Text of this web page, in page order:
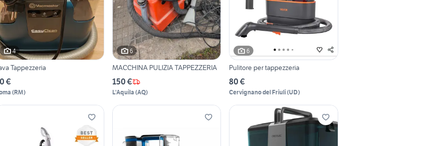
4
Tappezzeria
€
(RM)
6
MACCHINA PULIZIA TAPPEZZERIA
150 €
L'Aquila (AQ)
6
Pulitore per tappezzeria
80 €
Cervignano del Friuli(UD)